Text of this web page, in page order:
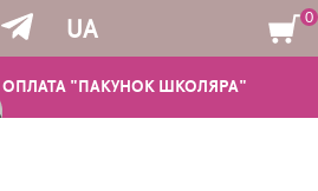
ОПЛАТА "ПАКУНОК ШКОЛЯРА"
UA 0